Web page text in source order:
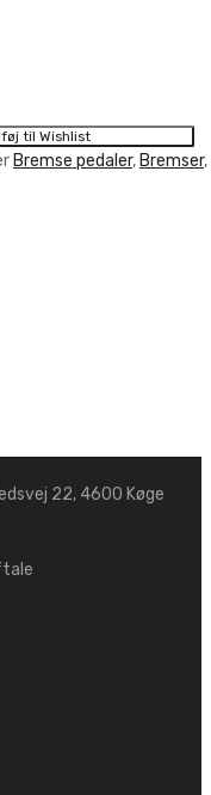
til Wishlist
Bremse pedaler, Bremser,
22, 4600 Køge